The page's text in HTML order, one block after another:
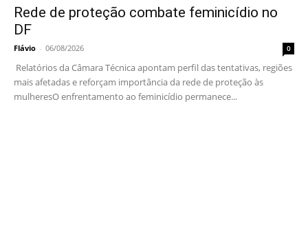
Rede de proteção combate feminicídio no
DF
Flávio - 06/08/2026 0
Relatórios da Câmara Técnica apontam perfil das tentativas, regiões
mais afetadas e reforçam importância da rede de proteção às
mulheresO enfrentamento ao feminicídio permanece...